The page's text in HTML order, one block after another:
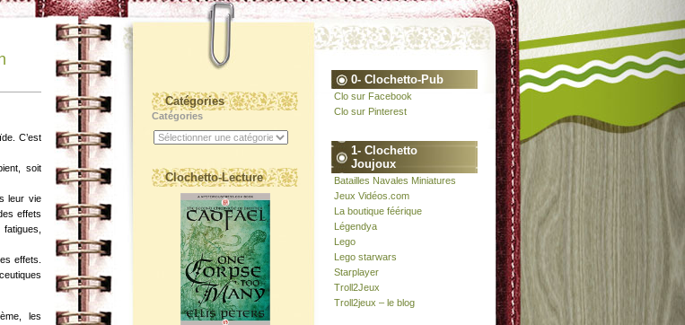
Catégories
Catégories
Clochetto-Lecture
0- Clochetto-Pub
Clo sur Facebook
Clo sur Pinterest
1- Clochetto
Joujoux
Batailles Navales Miniatures
Jeux Vidéos.com
La boutique féérique
Légendya
Lego
Lego starwars
Starplayer
Troll2Jeux
Troll2jeux – le blog
C’est
soit
leur vie
effets
effets.
les